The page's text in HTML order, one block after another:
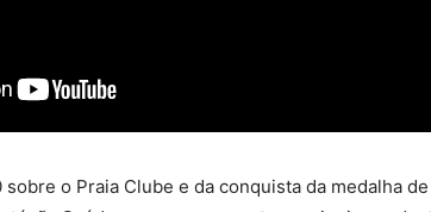
o Praia Clube e da conquista da medalha